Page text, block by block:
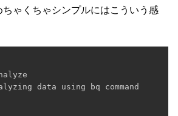
ちゃくちゃシンプルにはこういう感